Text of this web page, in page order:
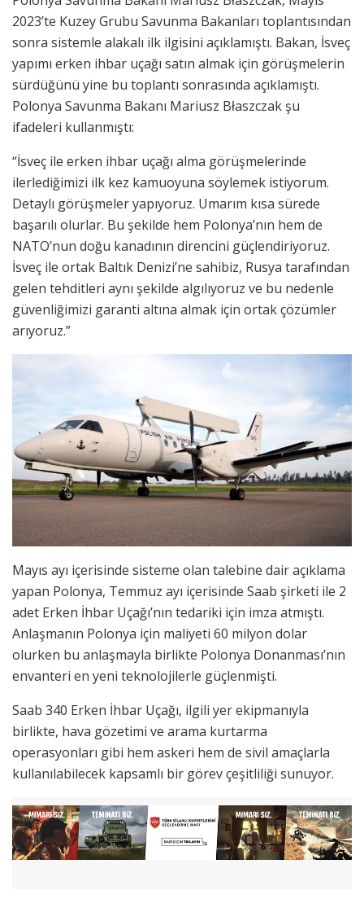
2023’te Kuzey Grubu Savunma Bakanları toplantısından
sonra sistemle alakalı ilk ilgisini açıklamıştı. Bakan, İsveç
yapımı erken ihbar uçağı satın almak için görüşmelerin
sürdüğünü yine bu toplantı sonrasında açıklamıştı.
Polonya Savunma Bakanı Mariusz Błaszczak şu
ifadeleri kullanmıştı:
“İsveç ile erken ihbar uçağı alma görüşmelerinde
ilerlediğimizi ilk kez kamuoyuna söylemek istiyorum.
Detaylı görüşmeler yapıyoruz. Umarım kısa sürede
başarılı olurlar. Bu şekilde hem Polonya’nın hem de
NATO’nun doğu kanadının direncini güçlendiriyoruz.
İsveç ile ortak Baltık Denizi’ne sahibiz, Rusya tarafından
gelen tehditleri aynı şekilde algılıyoruz ve bu nedenle
güvenliğimizi garanti altına almak için ortak çözümler
arıyoruz.”
Mayıs ayı içerisinde sisteme olan talebine dair açıklama
yapan Polonya, Temmuz ayı içerisinde Saab şirketi ile 2
adet Erken İhbar Uçağı’nın tedariki için imza atmıştı.
Anlaşmanın Polonya için maliyeti 60 milyon dolar
olurken bu anlaşmayla birlikte Polonya Donanması’nın
envanteri en yeni teknolojilerle güçlenmişti.
Saab 340 Erken İhbar Uçağı, ilgili yer ekipmanıyla
birlikte, hava gözetimi ve arama kurtarma
operasyonları gibi hem askeri hem de sivil amaçlarla
kullanılabilecek kapsamlı bir görev çeşitliliği sunuyor.